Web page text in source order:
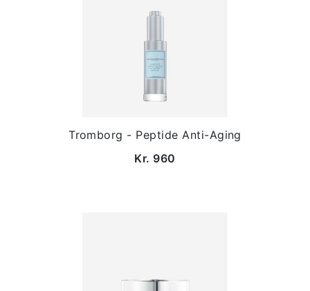
Tromborg - Peptide Anti-Aging
Kr. 960